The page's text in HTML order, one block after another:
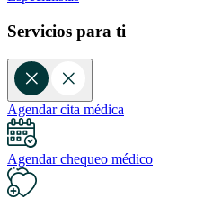
Servicios para ti
Agendar cita médica
Agendar chequeo médico